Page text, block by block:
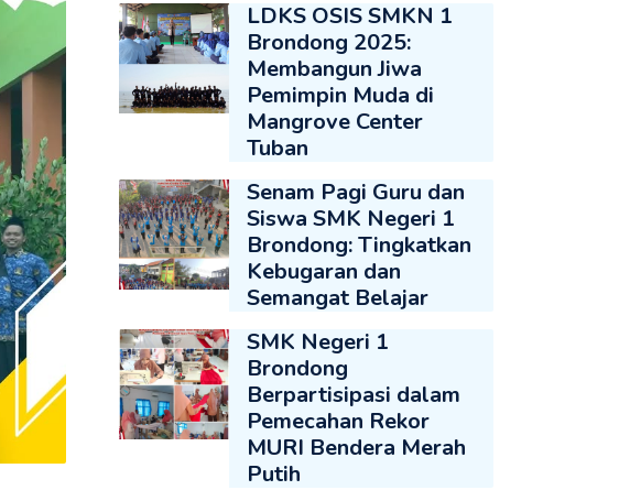
LDKS OSIS SMKN 1
Brondong 2025:
Membangun Jiwa
Pemimpin Muda di
Mangrove Center
Tuban
Senam Pagi Guru dan
Siswa SMK Negeri 1
Brondong: Tingkatkan
Kebugaran dan
Semangat Belajar
SMK Negeri 1
Brondong
Berpartisipasi dalam
Pemecahan Rekor
MURI Bendera Merah
Putih